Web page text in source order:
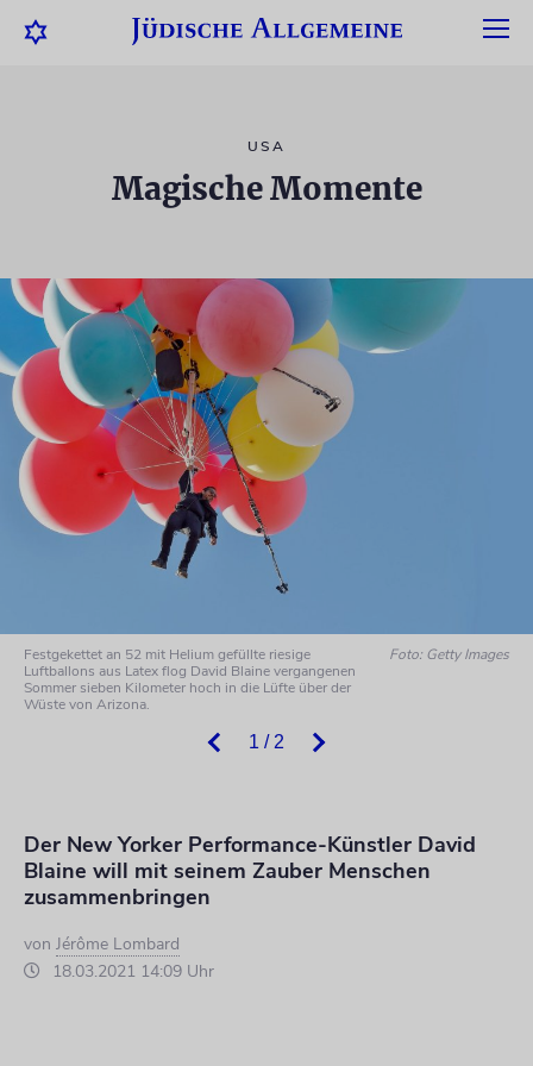
USA
Magische Momente
1 / 2
Festgekettet an 52 mit Helium gefüllte riesige
Luftballons aus Latex flog David Blaine vergangenen
Sommer sieben Kilometer hoch in die Lüfte über der
Wüste von Arizona.
Foto: Getty Images
Der New Yorker Performance-Künstler David
Blaine will mit seinem Zauber Menschen
zusammenbringen
von Jérôme Lombard
18.03.2021 14:09 Uhr